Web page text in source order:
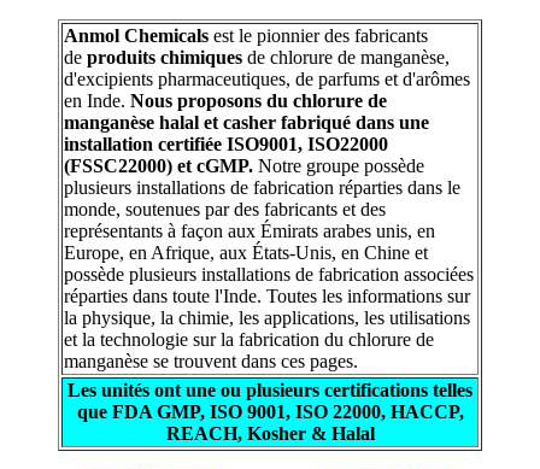
Anmol Chemicals est le pionnier des fabricants
de produits chimiques de chlorure de manganèse,
d'excipients pharmaceutiques, de parfums et d'arômes
en Inde. Nous proposons du chlorure de
manganèse halal et casher fabriqué dans une
installation certifiée ISO9001, ISO22000
(FSSC22000) et cGMP. Notre groupe possède
plusieurs installations de fabrication réparties dans le
monde, soutenues par des fabricants et des
représentants à façon aux Émirats arabes unis, en
Europe, en Afrique, aux États-Unis, en Chine et
possède plusieurs installations de fabrication associées
réparties dans toute l'Inde. Toutes les informations sur
la physique, la chimie, les applications, les utilisations
et la technologie sur la fabrication du chlorure de
manganèse se trouvent dans ces pages.
Les unités ont une ou plusieurs certifications telles
que FDA GMP, ISO 9001, ISO 22000, HACCP,
REACH, Kosher & Halal